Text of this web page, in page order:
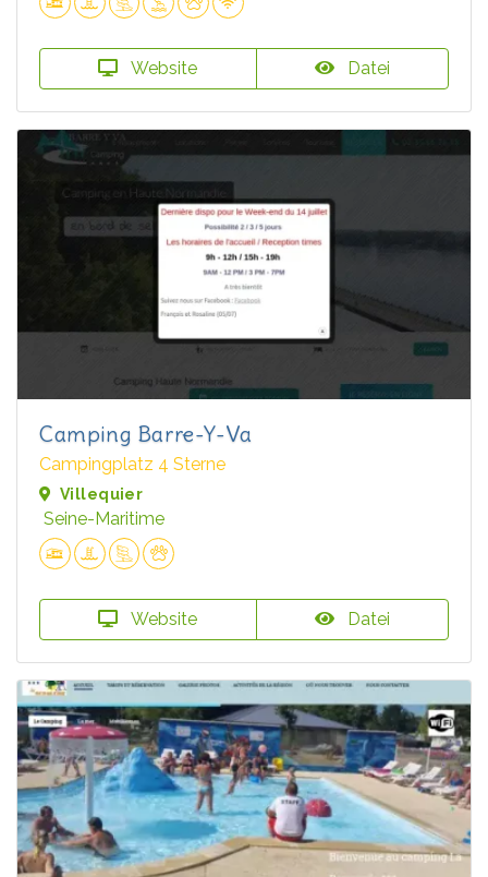
Website Datei
Camping Barre-Y-Va
Campingplatz 4 Sterne
Villequier
Seine-Maritime
Website Datei